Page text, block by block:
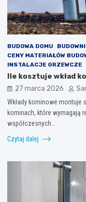
BUDOWA DOMU
CENY MATERIAŁÓW
INSTALACJE GRZEWCZE
Ile kosztuje wkład
27 marca 2026
Wkłady kominowe montuje
kominach, które wymagają
współczesnych…
Czytaj dalej